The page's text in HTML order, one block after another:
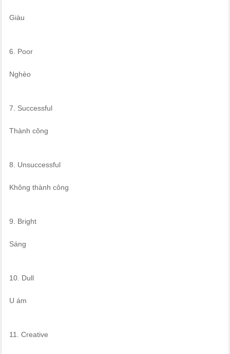
Giàu
6. Poor
Nghèo
7. Successful
Thành công
8. Unsuccessful
Không thành công
9. Bright
Sáng
10. Dull
U ám
11. Creative